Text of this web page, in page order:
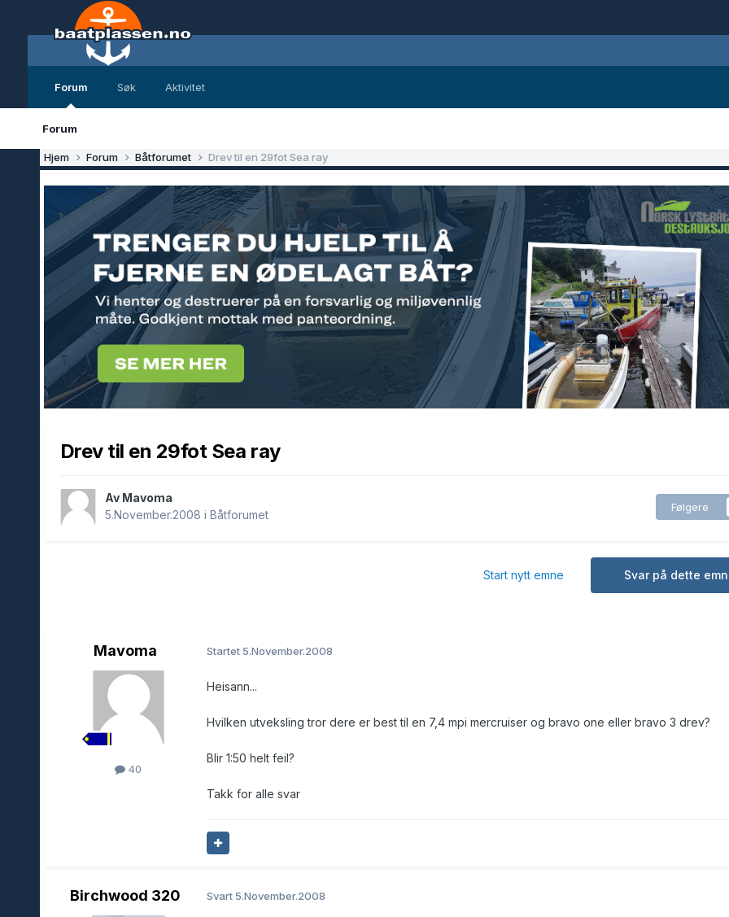
Forum
Forum
Søk Aktivitet
Hjem Forum Båtforumet Drev til en 29fot Sea ray
Drev til en 29fot Sea ray
Av Mavoma
5.November.2008 i Båtforumet
Følgere
Svar på dette
Start nytt emne
Mavoma
40
Startet 5.November.2008
Heisann...
Hvilken utveksling tror dere er best til en 7,4 mpi mercruiser og bravo one eller bravo 3 drev?
Blir 1:50 helt feil?
Takk for alle svar
Birchwood 320 Svart 5.November.2008